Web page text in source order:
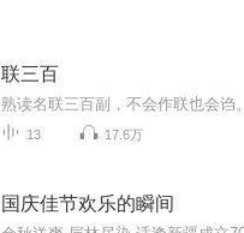
联三百
熟读名联三百副，不会作联也会诌。
13 17.6万
国庆佳节欢乐的瞬间